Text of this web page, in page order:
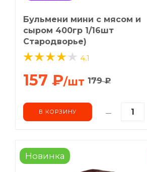
Бульмени мини с мясом и
сыром 400гр 1/16шт
Стародворье)
4.1
157 ₽/шт 179₽
В КОРЗИНУ
Новинка